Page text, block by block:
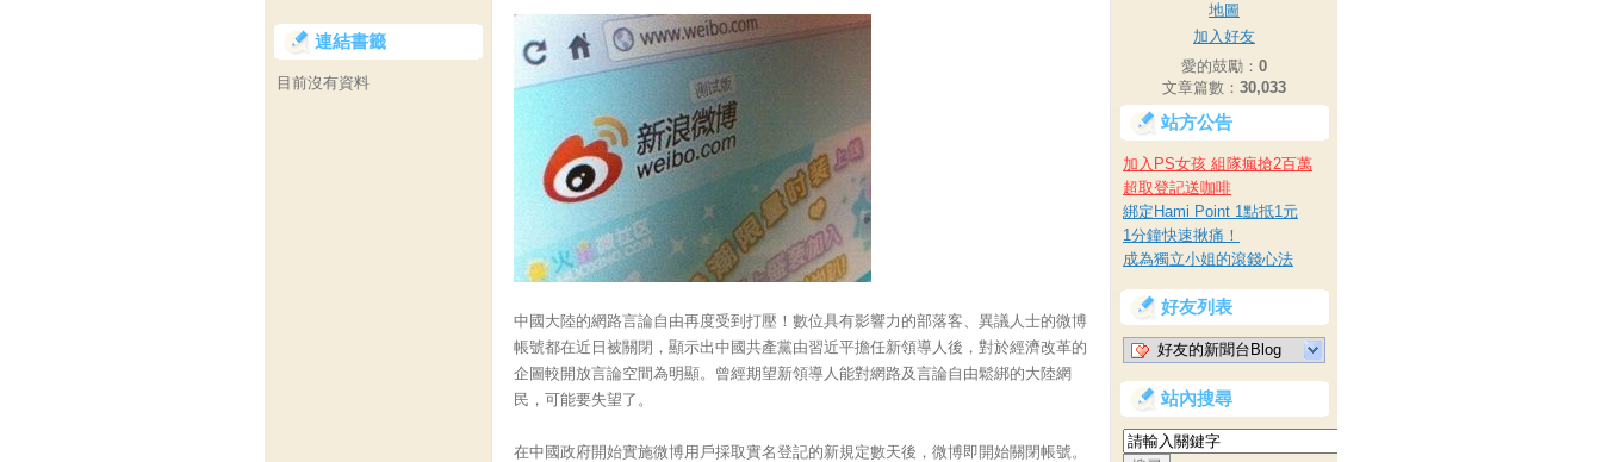
中國大陸的網路言論自由再度受到打壓！數位具有影響力的部落客、異議人士的微博
帳號都在近日被關閉，顯示出中國共產黨由習近平擔任新領導人後，對於經濟改革的
企圖較開放言論空間為明顯。曾經期望新領導人能對網路及言論自由鬆綁的大陸網
民，可能要失望了。
在中國政府開始實施微博用戶採取實名登記的新規定數天後，微博即開始關閉帳號。
地圖
加入好友
愛的鼓勵： 0
文章篇數： 30,033
站方公告
加入PS女孩 組隊瘋搶2百萬
超取登記送咖啡
綁定Hami Point 1點抵1元
1分鐘快速揪痛！
成為獨立小姐的滾錢心法
好友列表
好友的新聞台Blog
站內搜尋
連結書籤
目前沒有資料